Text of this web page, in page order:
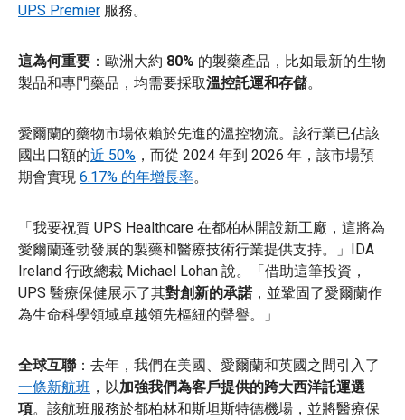
UPS Premier 服務。
這為何重要 ：歐洲大約 80% 的製藥產品，比如最新的生物
製品和專門藥品，均需要採取溫控託運和存儲。
愛爾蘭的藥物市場依賴於先進的溫控物流。該行業已佔該
國出口額的近 50% ，而從 2024 年到 2026 年，該市場預
期會實現 6.17% 的年增長率。
「我要祝賀 UPS Healthcare 在都柏林開設新工廠，這將為
愛爾蘭蓬勃發展的製藥和醫療技術行業提供支持。」IDA
Ireland 行政總裁 Michael Lohan 說。「借助這筆投資，
UPS 醫療保健展示了其對創新的承諾，並鞏固了愛爾蘭作
為生命科學領域卓越領先樞紐的聲譽。」
全球互聯：去年，我們在美國、愛爾蘭和英國之間引入了
一條新航班 ，以加強我們為客戶提供的跨大西洋託運選
項。該航班服務於都柏林和斯坦斯特德機場，並將醫療保